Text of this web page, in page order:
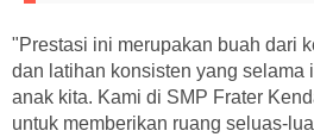
"Prestasi ini merupakan buah dari
dan latihan konsisten yang selama
anak kita. Kami di SMP Frater
untuk memberikan ruang seluas-